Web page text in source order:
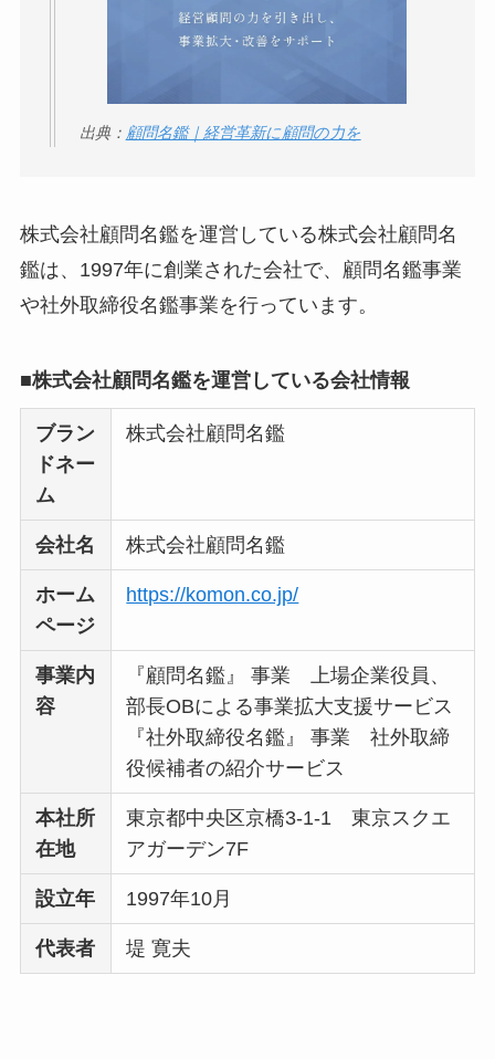
ータバンクの口コ
ミ・評判
【怪しい？】セルプ
どう？
【怪しい？】TikTok
Liteの口コミ・評判
ユリカコーポレーシ
ョンは怪しい？口コ
【怪しい？】株式会
判は実際どう？
Temuは怪しい？口コ
ミ・評判が正直ヤバ
いって本当？
出典： 顧問名鑑｜経営革新に顧問の力を
株式会社顧問名鑑を運営している株式会社顧問名
鑑は、1997年に創業された会社で、顧問名鑑事業
や社外取締役名鑑事業を行っています。
■株式会社顧問名鑑を運営している会社情報
ブラン
ドネー
ム
株式会社顧問名鑑
会社名 株式会社顧問名鑑
ホーム
ページ
https://komon.co.jp/
事業内
容
『顧問名鑑』 事業 上場企業役員、
部長OBによる事業拡大支援サービス
『社外取締役名鑑』 事業 社外取締
役候補者の紹介サービス
本社所
在地
東京都中央区京橋3-1-1 東京スクエ
アガーデン7F
設立年 1997年10月
代表者 堤 寛夫